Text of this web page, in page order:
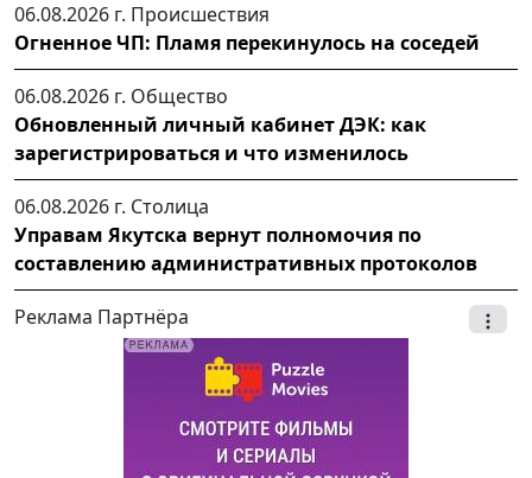
06.08.2026 г. Происшествия
Огненное ЧП: Пламя перекинулось на соседей
06.08.2026 г. Общество
Обновленный личный кабинет ДЭК: как
зарегистрироваться и что изменилось
06.08.2026 г. Столица
Управам Якутска вернут полномочия по
составлению административных протоколов
Реклама Партнёра